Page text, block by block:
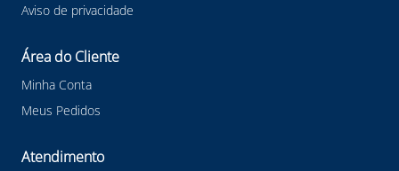
Aviso de privacidade
Área do Cliente
Minha Conta
Meus Pedidos
Atendimento